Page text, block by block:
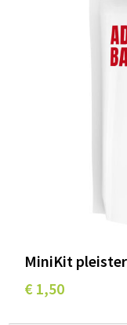
MiniKit
€ 1,50